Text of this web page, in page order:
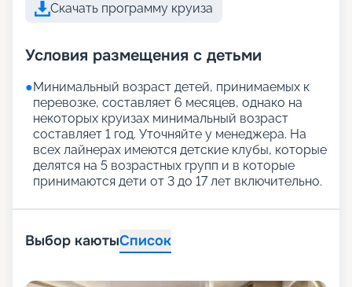
Скачать программу круиза
Условия размещения с детьми
●Минимальный возраст детей, принимаемых к
перевозке, составляет 6 месяцев, однако на
некоторых круизах минимальный возраст
составляет 1 год. Уточняйте у менеджера. На
всех лайнерах имеются детские клубы, которые
делятся на 5 возрастных групп и в которые
принимаются дети от 3 до 17 лет включительно.
Выбор каютыСписок